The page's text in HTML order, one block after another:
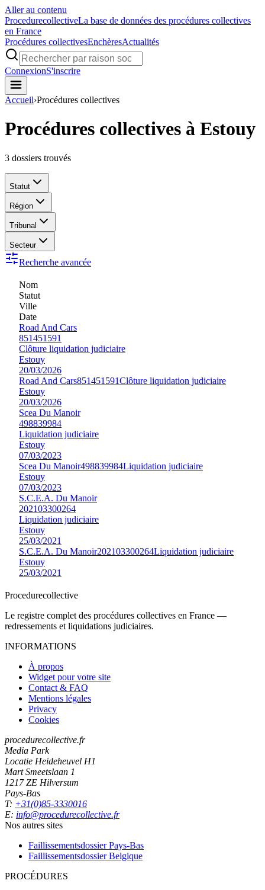
Aller au contenu
ProcedurecollectiveLa base de données des procédures collectives
en France
Procédures collectivesEnchèresActualités
ConnexionS'inscrire
Accueil›Procédures collectives
Procédures collectives à Estouy
3 dossiers trouvés
Statut
Région
Tribunal
Secteur
Recherche avancée
Nom
Statut
Ville
Date
Road And Cars
851451591
Clôture liquidation judiciaire
Estouy
20/03/2026
Road And Cars851451591Clôture liquidation judiciaire
Estouy
20/03/2026
Scea Du Manoir
498839984
Liquidation judiciaire
Estouy
07/03/2023
Scea Du Manoir498839984Liquidation judiciaire
Estouy
07/03/2023
S.C.E.A. Du Manoir
202103300264
Liquidation judiciaire
Estouy
25/03/2021
S.C.E.A. Du Manoir202103300264Liquidation judiciaire
Estouy
25/03/2021
Procedurecollective
Le registre complet des procédures collectives en France —
redressements et liquidations judiciaires.
INFORMATIONS
À propos
Widget pour votre site
Contact & FAQ
Mentions légales
Privacy
Cookies
procedurecollective.fr
Media Park
Locatie Heideheuvel H1
Mart Smeetslaan 1
1217 ZE Hilversum
Pays-Bas
T: +31(0)85-3330016
E: info@procedurecollective.fr
Nos autres sites
Faillissementsdossier Pays-Bas
Faillissementsdossier Belgique
PROCÉDURES